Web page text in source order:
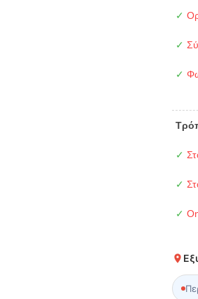
✓
✓
✓
✓
✓
✓